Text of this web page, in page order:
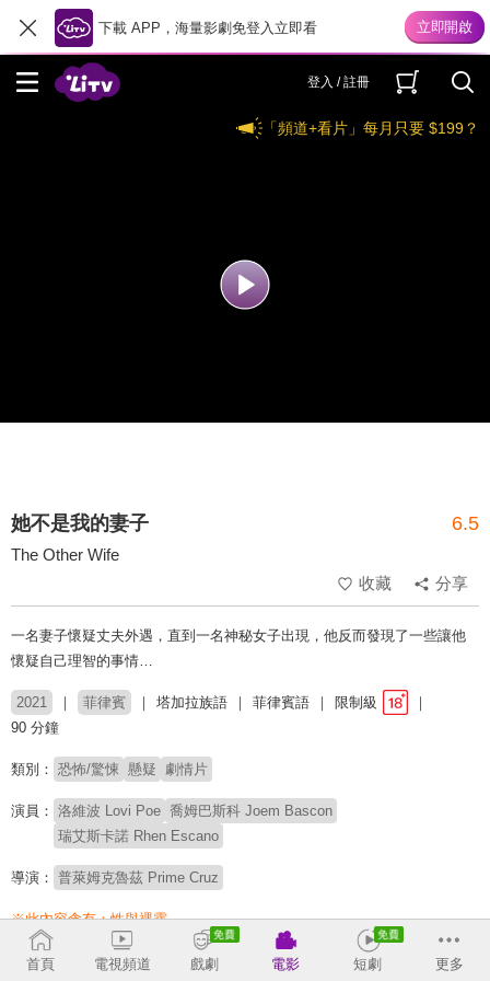
下載 APP，海量影劇免登入立即看
登入 / 註冊
「頻道+看片」每月只要 $199？
她不是我的妻子 6.5
The Other Wife
收藏
分享
一名妻子懷疑丈夫外遇，直到一名神秘女子出現，他反而發現了一些讓他
懷疑自己理智的事情…
2021 菲律賓 塔加拉族語 菲律賓語
限制級
90 分鐘
類別： 恐怖/驚悚 懸疑 劇情片
演員： 洛維波 Lovi Poe 喬姆巴斯科 Joem Bascon
瑞艾斯卡諾 Rhen Escano
導演： 普萊姆克魯茲 Prime Cruz
※此內容含有：性與裸露
# 外遇# 心理驚悚# 婚姻 # 情色驚悚
首頁 電視頻道 戲劇 電影 短劇 更多